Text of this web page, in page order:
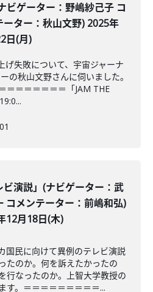
ビゲーター：野嶋紗己子 コ
ーター：秋山文野) 2025年
日(月)
げ失敗について、宇宙ジャーナ
の秋山文野さんに伺いました。
＝＝＝＝＝＝＝「JAM THE
ビ演説」(ナビゲーター：武
コメンテーター：前嶋和弘)
12月18日(木)
国民に向けて異例のテレビ演説
たのか。何を訴えたかったの
行なったのか。上智大学教授の
す。＝＝＝＝＝＝＝＝＝...